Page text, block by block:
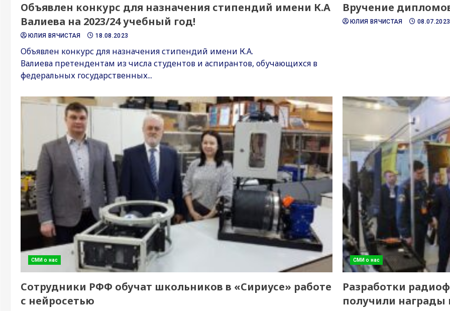
Объявлен конкурс для назначения стипендий имени К.А
Валиева на 2023/24 учебный год!
ЮЛИЯ ВЯЧИСТАЯ 18.08.2023
Объявлен конкурс для назначения стипендий имени К.А.
Валиева претендентам из числа студентов и аспирантов, обучающихся в
федеральных государственных...
Вручение
ЮЛИЯ ВЯЧИСТАЯ 08.07.2023
СМИ о нас
Сотрудники РФФ обучат школьников в «Сириусе» работе
с нейросетью
СМИ о нас
Разработки
получили